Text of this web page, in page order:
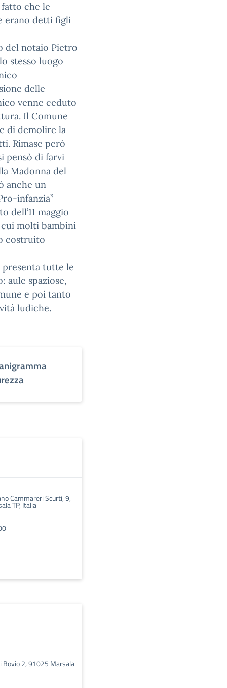
che le
erano detti figli
del notaio Pietro
stesso luogo
delle
venne ceduto
Il Comune
di demolire la
Rimase però
pensò di farvi
Madonna del
anche un
infanzia”
dell’11 maggio
molti bambini
costruito
presenta tutte le
aule spaziose,
e poi tanto
ludiche.
Cammareri Scurti, 9,
TP, Italia
Bovio 2, 91025 Marsala